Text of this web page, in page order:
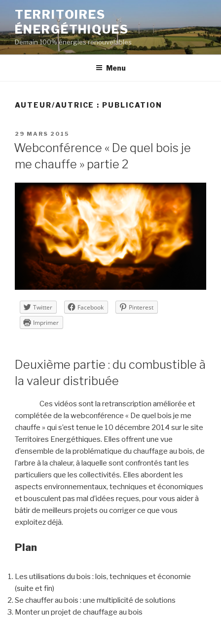
contenu
principal
TERRITOIRES
ÉNERGÉTHIQUES
Demain 100% énergies renouvelables
Menu
AUTEUR/AUTRICE : PUBLICATION
PUBLIÉ
LE
29 MARS 2015
Webconférence « De quel bois je
me chauffe » partie 2
Twitter Facebook
Pinterest
Imprimer
Deuxième partie : du combustible à
la valeur distribuée
Ces vidéos sont la retranscription améliorée et
complétée de la webconférence « De quel bois je me
chauffe » qui s’est tenue le 10 décembre 2014 sur le site
Territoires Energéthiques. Elles offrent une vue
d’ensemble de la problématique du chauffage au bois, de
l’arbre à la chaleur, à laquelle sont confrontés tant les
particuliers que les collectivités. Elles abordent les
aspects environnementaux, techniques et économiques
et bousculent pas mal d’idées reçues, pour vous aider à
bâtir de meilleurs projets ou corriger ce que vous
exploitez déjà.
Plan
Les utilisations du bois : lois, techniques et économie
(suite et fin)
Se chauffer au bois : une multiplicité de solutions
Monter un projet de chauffage au bois